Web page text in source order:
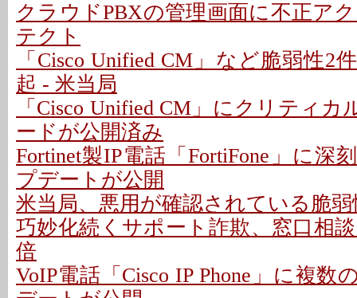
クラウドPBXの管理画面に不正ア
テクト
「Cisco Unified CM」など脆弱性2
起 - 米当局
「Cisco Unified CM」にクリティカ
ードが公開済み
Fortinet製IP電話「FortiFone」に深
プデートが公開
米当局、悪用が確認されている脆
巧妙化続くサポート詐欺、窓口相
倍
VoIP電話「Cisco IP Phone」に複数